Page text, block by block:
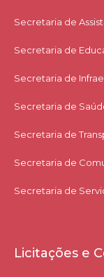
Secretaria de
Secretaria de
Secretaria de
Secretaria de
Secretaria de
Secretaria de
Secretaria de
Licitações e